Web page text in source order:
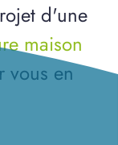
d'une
maison
vous en